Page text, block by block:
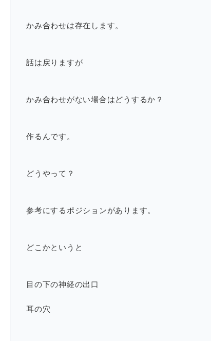
かみ合わせは存在します。
話は戻りますが
かみ合わせがない場合はどうするか？
作るんです。
どうやって？
参考にするポジションがあります。
どこかというと
目の下の神経の出口
耳の穴